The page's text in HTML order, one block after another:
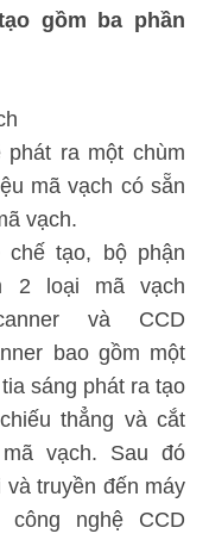
gồm ba phần
ra một chùm
mã vạch có sẵn
vạch.
chế tạo, bộ phận
2 loại mã vạch
và CCD
bao gồm một
sáng phát ra tạo
thẳng và cắt
vạch. Sau đó
truyền đến máy
nghệ CCD